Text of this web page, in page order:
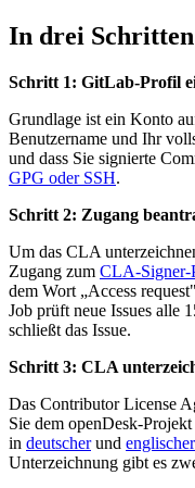
In drei
Schritt 1: GitLab-Profil
Grundlage ist ein Konto
Benutzername und Ihr
und dass Sie signierte
GPG oder SSH.
Schritt 2: Zugang
Um das CLA
Zugang zum CLA-Signer-
dem Wort „Access
Job prüft neue Issues alle
schließt das Issue.
Schritt 3: CLA
Das Contributor License
Sie dem openDesk-
in deutscherund englischer
Unterzeichnung gibt es